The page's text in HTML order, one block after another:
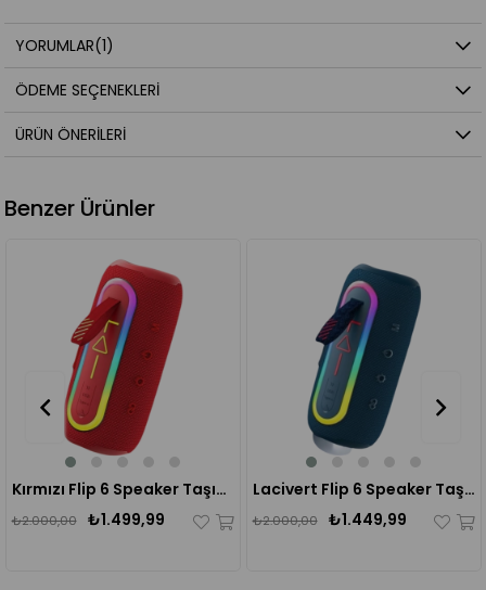
YORUMLAR(1)
ÖDEME SEÇENEKLERI
ÜRÜN ÖNERILERI
Benzer Ürünler
Kırmızı Flip 6 Speaker Taşınabilir Kablosuz Bluetooth Hoparlör
₺1.499,99
₺2.000,00
Lacivert Flip 6 Speaker Taşınabilir Kablosuz Bluetooth Hoparlör
₺1.449,99
₺2.000,00